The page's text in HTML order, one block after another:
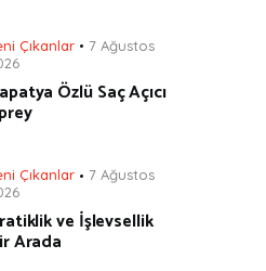
Çıkanlar
7 Ağustos
Özlü Saç Açıcı
Çıkanlar
7 Ağustos
ve İşlevsellik
Arada